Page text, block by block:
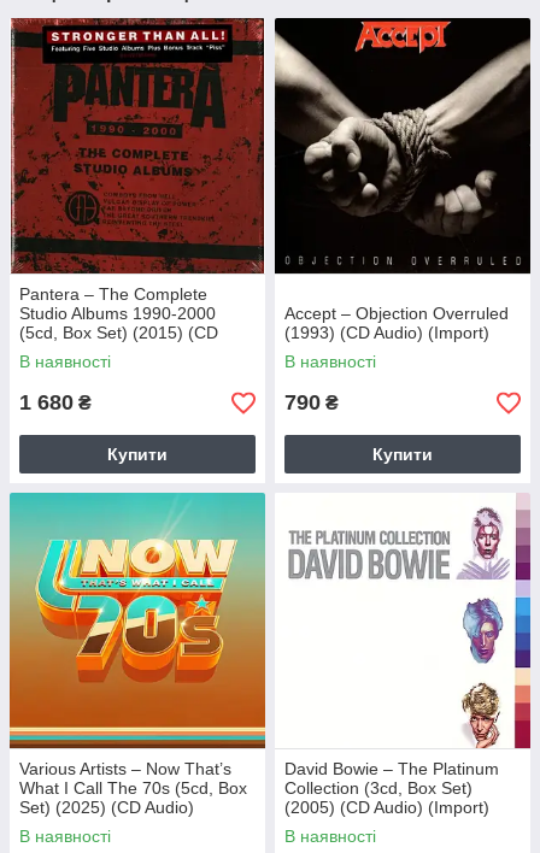
Pantera – The Complete
Studio Albums 1990-2000
(5cd, Box Set) (2015) (CD
Audio) (Import)
В наявності
1 680 ₴
Купити
Accept – Objection Overruled
(1993) (CD Audio) (Import)
В наявності
790 ₴
Купити
Various Artists – Now That’s
What I Call The 70s (5cd, Box
Set) (2025) (CD Audio)
(Import)
В наявності
David Bowie – The Platinum
Collection (3cd, Box Set)
(2005) (CD Audio) (Import)
В наявності